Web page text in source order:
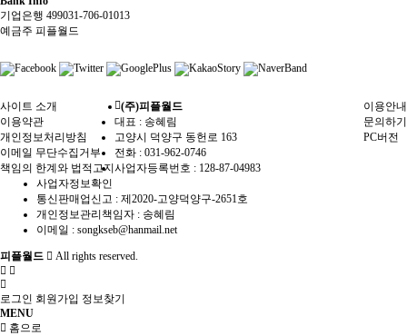
기업은행 499031-706-01013
예금주 피플월드
사이트 소개
이용약관
개인정보처리방침
이메일 무단수집거부
책임의 한계와 법적고지
이용안내
문의하기
PC버전
(주)피플월드
대표 : 송혜림
고양시 덕양구 동헌로 163
전화 : 031-962-0746
사업자등록번호 : 128-87-04983
사업자정보확인
통신판매업신고 : 제2020-고양덕양구-2651호
개인정보관리책임자 : 송혜림
이메일 : songkseb@hanmail.net
피플월드 All rights reserved.
로그인 회원가입 정보찾기
MENU
홈으로